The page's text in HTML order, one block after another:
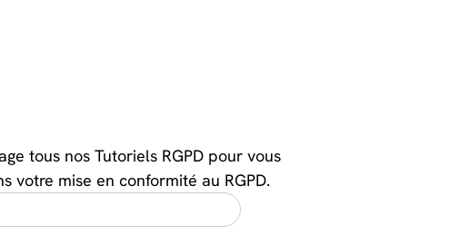
tous nos Tutoriels RGPD pour vous
votre mise en conformité au RGPD.